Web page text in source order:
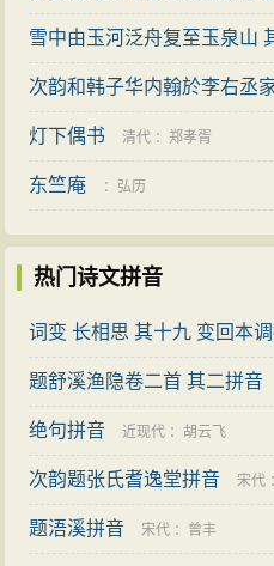
雪中由玉河泛舟复至玉泉山
次韵和韩子华内翰於李右丞
臣
灯下偶书 清代 ：郑孝胥
东竺庵 ： 弘历
热门诗文拼音
词变 长相思 其十九 变回本
题舒溪渔隐卷二首 其二拼音
绝句拼音 近现代 ：胡云飞
次韵题张氏耆逸堂拼音 宋代
题浯溪拼音 宋代 ： 曾丰